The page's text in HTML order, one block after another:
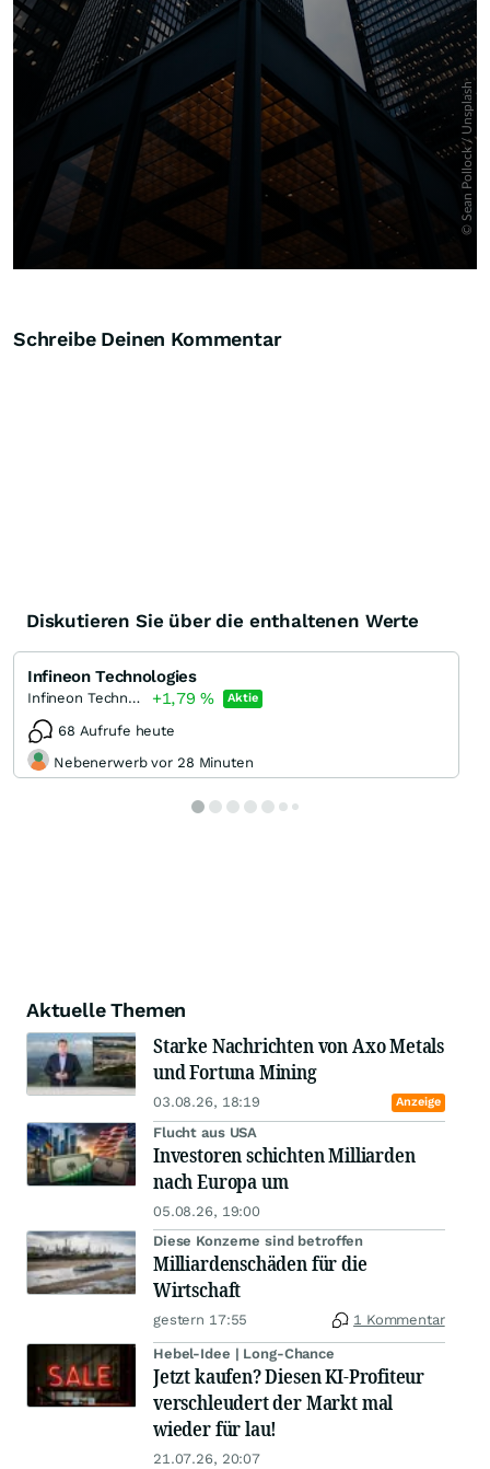
Schreibe Deinen Kommentar
Diskutieren Sie über die enthaltenen Werte
Infineon Technologies
Infineon Technologies +1,79% Aktie
68 Aufrufe heute
Nebenerwerb vor 28 Minuten
Aktuelle Themen
Starke Nachrichten von Axo Metals
und Fortuna Mining
03.08.26, 18:19 Anzeige
Flucht aus USA
Investoren schichten Milliarden
nach Europa um
05.08.26, 19:00
Diese Konzerne sind betroffen
Milliardenschäden für die
Wirtschaft
gestern 17:55 1 Kommentar
Hebel-Idee | Long-Chance
Jetzt kaufen? Diesen KI-Profiteur
verschleudert der Markt mal
wieder für lau!
21.07.26, 20:07